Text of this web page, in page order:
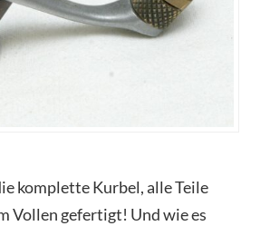
komplette Kurbel, alle Teile
Vollen gefertigt! Und wie es